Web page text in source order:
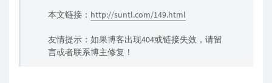
本文链接： http://suntl.com/149.html
友情提示：如果博客出现404或链接失效，请留
言或者联系博主修复！